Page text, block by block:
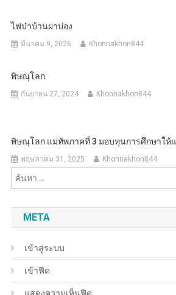
ไฟป่าบ้านผาบ่อง
มีนาคม 9, 2026 Khonnakhon844
พิษณุโลก
กันยายน 27, 2024 Khonnakhon844
พิษณุโลก แม่ทัพภาคที่ 3 มอบทุนการศึกษาให้
พฤษภาคม 31, 2025 Khonnakhon844
META
เข้าสู่ระบบ
เข้าฟีด
แสดงความเห็นฟีด